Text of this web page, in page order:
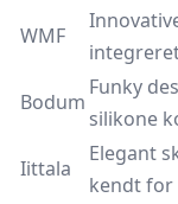
WMF
Bodum
Funky
silikone
Iittala
Elegant
kendt